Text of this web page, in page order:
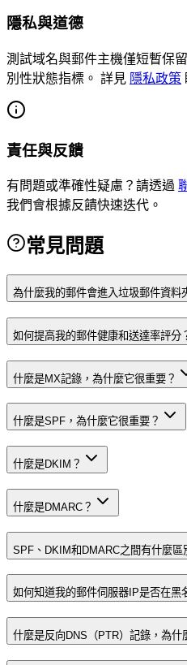
隱私與道德
測試域名與郵件主機僅短暫保
別性狀態指標。 詳見 隱私政策
責任與反饋
有問題或準確性疑慮？請透過
我們會根據反饋快速迭代。
常見問題
為什麼我的郵件會進入垃圾郵件資料
如何提高我的郵件健康和送達率評分
什麼是MX記錄，為什麼它很重要？
什麼是SPF，為什麼它很重要？
什麼是DKIM？
什麼是DMARC？
SPF、DKIM和DMARC之間有什麼區
如何知道我的郵件伺服器IP是否在黑
什麼是反向DNS（PTR）記錄，為什